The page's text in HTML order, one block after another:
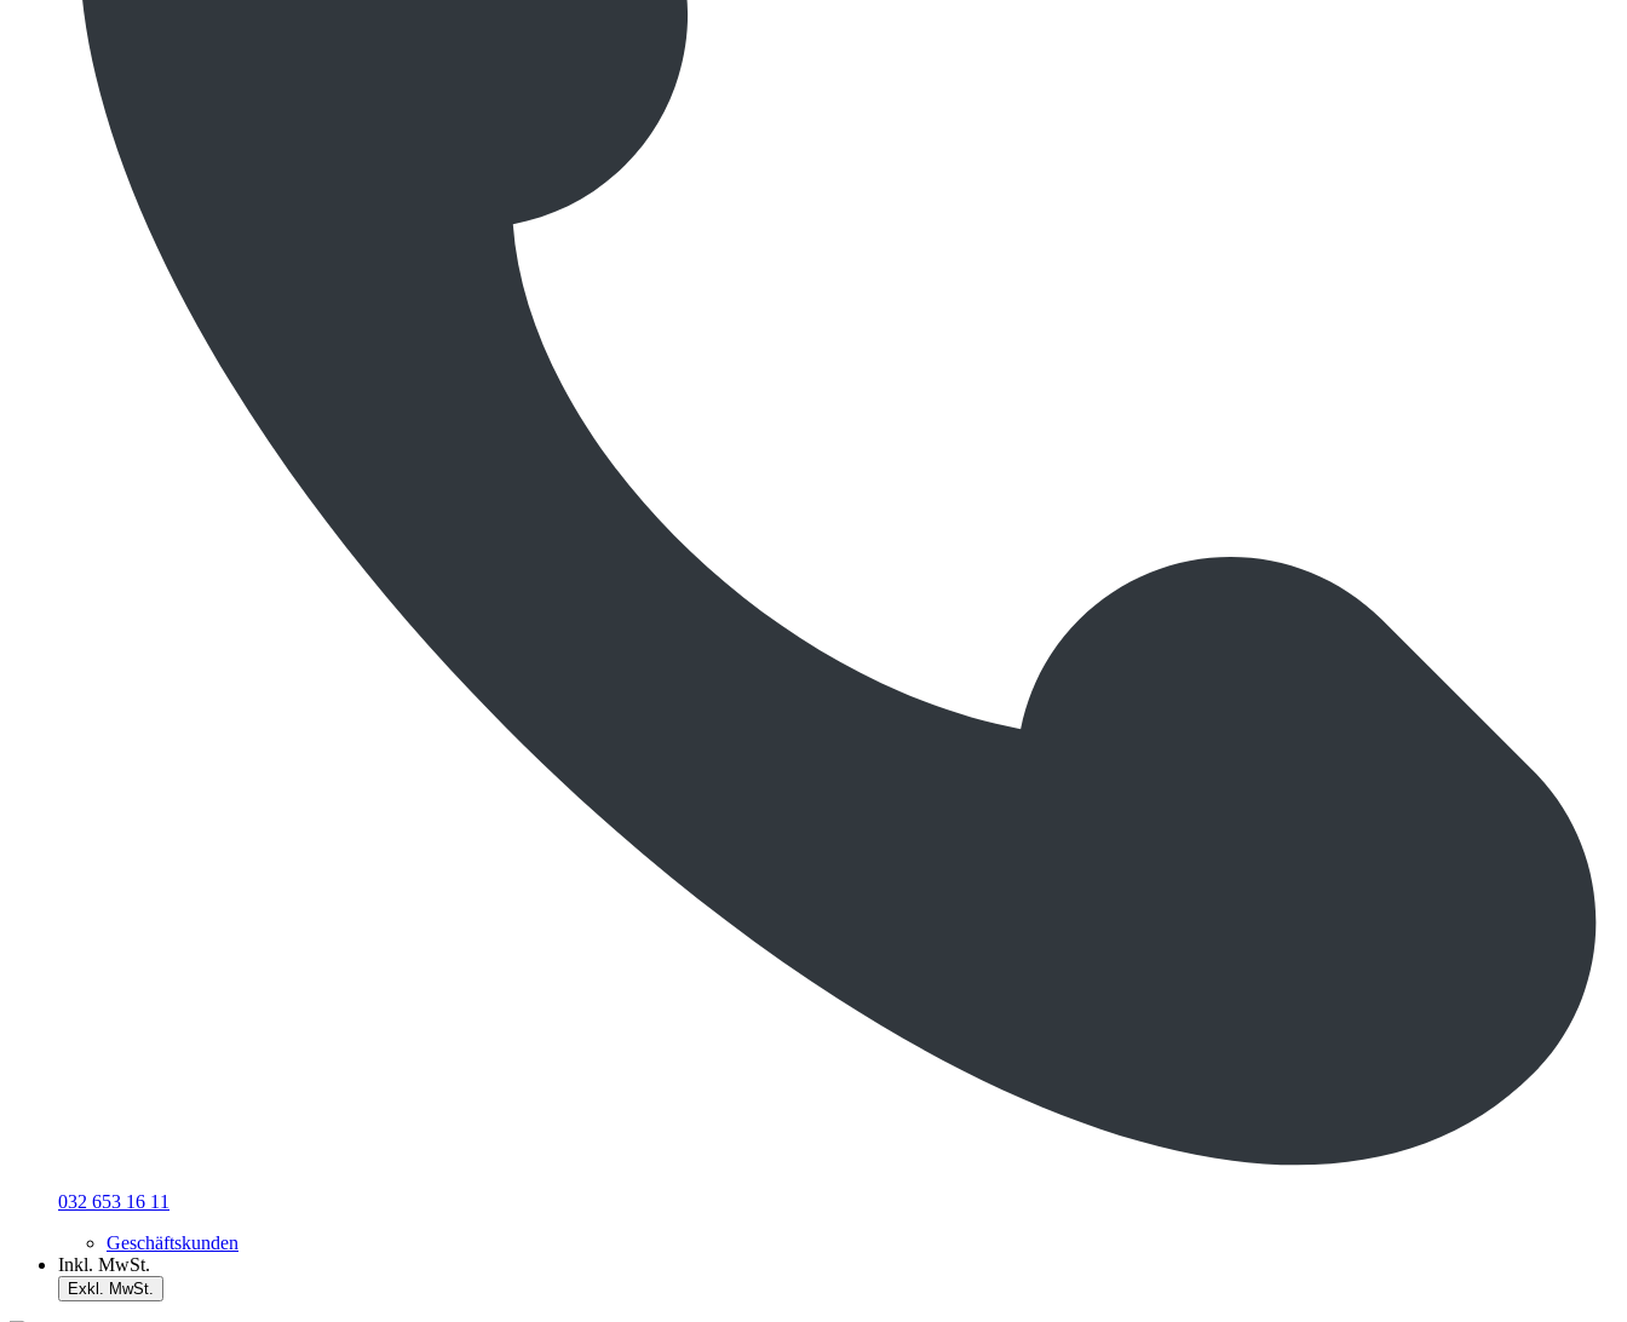
032 653 16 11
Geschäftskunden
Inkl. MwSt.
Exkl. MwSt.